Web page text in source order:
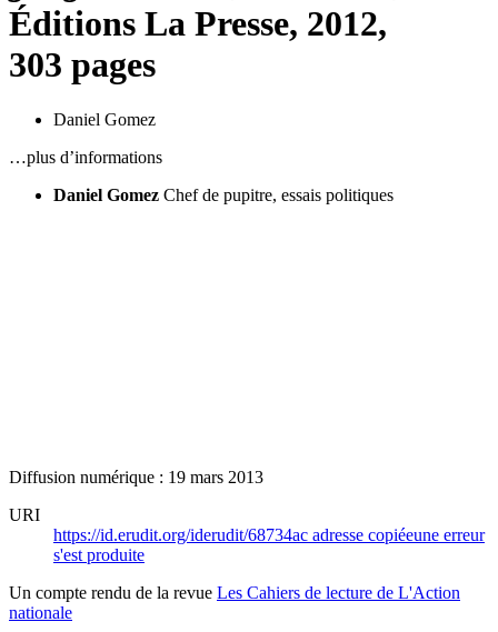
Éditions La Presse, 2012,
303 pages
Daniel Gomez
…plus d’informations
Daniel Gomez Chef de pupitre, essais politiques
Diffusion numérique : 19 mars 2013
URI
https://id.erudit.org/iderudit/68734ac adresse copiéeune erreur
s'est produite
Un compte rendu de la revue Les Cahiers de lecture de L'Action
nationale